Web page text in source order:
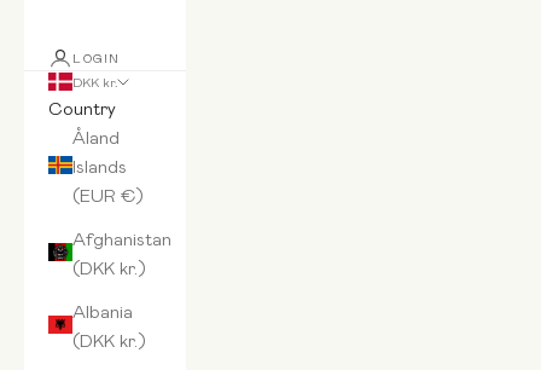
LOGIN
DKK kr.
Country
Åland
Islands
(EUR €)
Afghanistan
(DKK kr.)
Albania
(DKK kr.)